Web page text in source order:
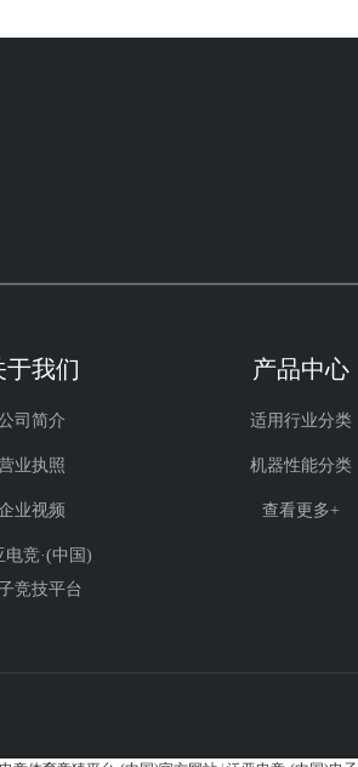
于我们
司简介
业执照
业视频
电竞·(中国)
竞技平台
产品中心
适用行业分类
机器性能分类
查看更多+